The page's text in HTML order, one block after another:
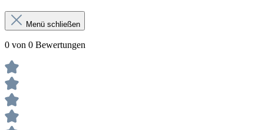
Menü schließen
0 von 0 Bewertungen